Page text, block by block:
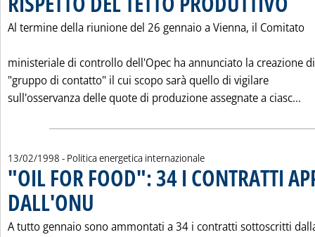
Al termine della riunione del 26 gennaio a Vienna, il Comitato
ministeriale di controllo dell'Opec ha annunciato la creazione
"gruppo di contatto" il cui scopo sarà quello di vigilare
sull'osservanza delle quote di produzione assegnate a ciasc...
13/02/1998 - Politica energetica internazionale
"OIL FOR FOOD": 34 I CONTRATTI
DALL'ONU
A tutto gennaio sono ammontati a 34 i contratti sottoscritti